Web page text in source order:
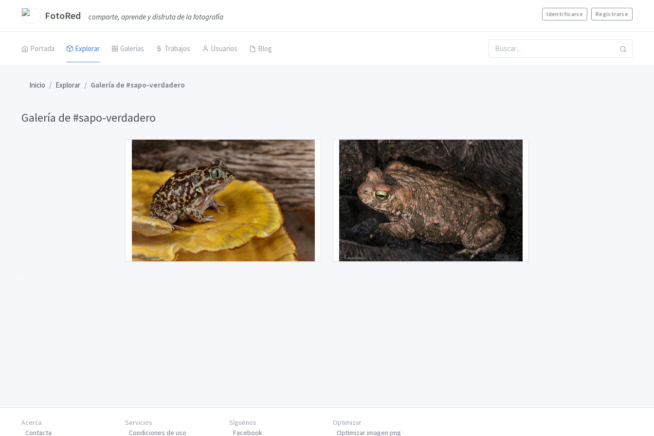
FotoRed comparte, aprende y disfruta de la fotografía Identificarse Registrarse
Portada Explorar Galerías Trabajos Usuarios Blog
Inicio Explorar Galería de #sapo-verdadero
Galería de #sapo-verdadero
Acerca
Contacta
Servicios
Condiciones de uso
Síguenos
Facebook
Optimizar
Optimizar imagen png